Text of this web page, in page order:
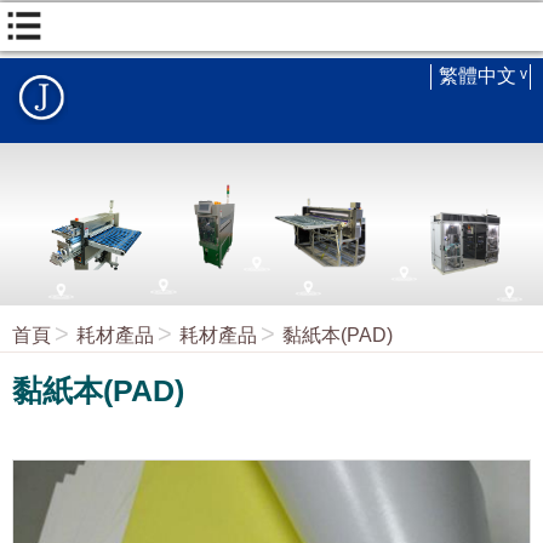
繁體中文
首頁 耗材產品 耗材產品 黏紙本(PAD)
黏紙本(PAD)